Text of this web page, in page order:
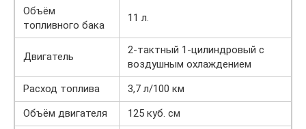
Объём
топливного бака
11 л.
Двигатель
2-тактный 1-цилиндровый с
воздушным охлаждением
Расход топлива
3,7 л/100 км
Объём двигателя
125 куб. см